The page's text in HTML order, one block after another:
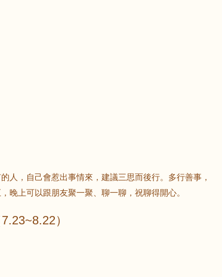
人，自己會惹出事情來，建議三思而後行。多行善事，
晚上可以跟朋友聚一聚、聊一聊，祝聊得開心。
）